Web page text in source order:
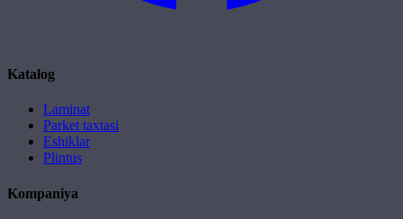
Katalog
Laminat
Parket taxtasi
Eshiklar
Plintus
Kompaniya